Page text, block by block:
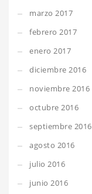
marzo 2017
febrero 2017
enero 2017
diciembre 2016
noviembre 2016
octubre 2016
septiembre 2016
agosto 2016
julio 2016
junio 2016